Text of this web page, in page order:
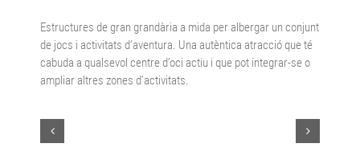
Estructures de gran grandària a mida per albergar un conjunt
de jocs i activitats d’aventura. Una autèntica atracció que té
cabuda a qualsevol centre d’oci actiu i que pot integrar-se o
ampliar altres zones d’activitats.